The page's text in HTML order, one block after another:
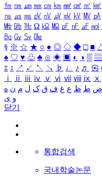
㎙ ㎚ ㎛ ㎜ ㎝ ㎞ ㎟ ㎠ ㎡ ㎢
㎱ ㎲ ㎳ ㎴ ㎵ ㎶ ㎷ ㎸ ㎹ ㎀
㎒ ㎓ ㎔ Ω ㏀ ㏁ ㎊ ㎋ ㎌ ㏖
㏃ ㏉ ㏜ ㏆
§ ※ ☆ ★ ○ ● ◎ ◇ ◆ □ ■
♠ ♡ ♥ ♧ ♣ ⊙ ◈ ▣ ◐ ◑ ▒ ▤
‡ ↕ ↗ ↙ ↖ ↘ ♭ ♩ ♪ ♬ ㉿
ⅰ
ⅱ ⅲ ⅳ ⅴ ⅵ ⅶ ⅷ ⅸ ⅹ
ض ط ظ ع غ ف ق ک ل م ن ه
و ی
닫기
통합검색
국내학술논문